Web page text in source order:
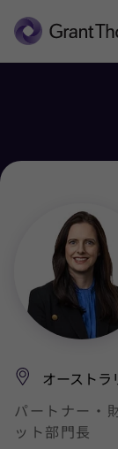
オーストラ
パートナー・
ット部門長